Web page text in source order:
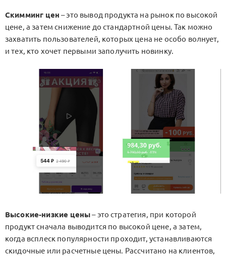
Скимминг цен – это вывод продукта на рынок по высокой
цене, а затем снижение до стандартной цены. Так можно
захватить пользователей, которых цена не особо волнует,
и тех, кто хочет первыми заполучить новинку.
Высокие-низкие цены– это стратегия, при которой
продукт сначала выводится по высокой цене, а затем,
когда всплеск популярности проходит, устанавливаются
скидочные или расчетные цены. Рассчитано на клиентов,